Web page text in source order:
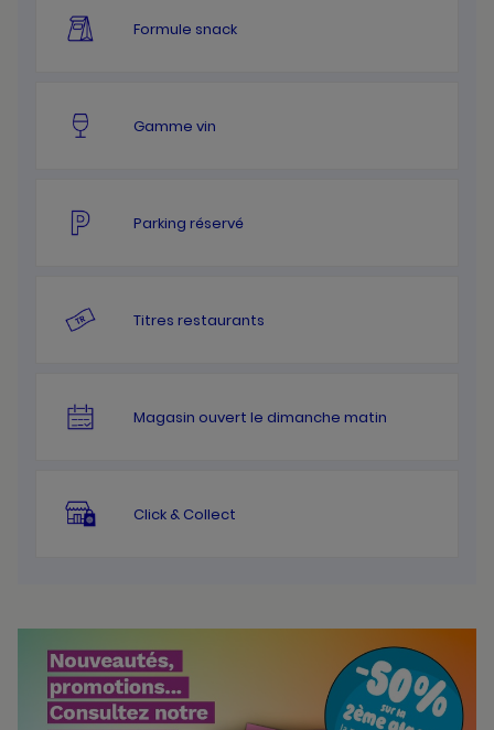
Formule snack
Gamme vin
Parking réservé
Titres restaurants
Magasin ouvert le dimanche matin
Click & Collect